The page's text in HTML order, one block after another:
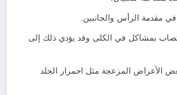
في مقدمة الرأس والجانبين.
بمشاكل في الكلى وقد يؤدي ذلك إلى
الأعراض المزعجة مثل احمرار الجلد